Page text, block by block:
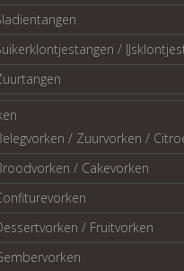
/
/ Zuurvorken /
/ Cakevorken
/ Fruitvorken